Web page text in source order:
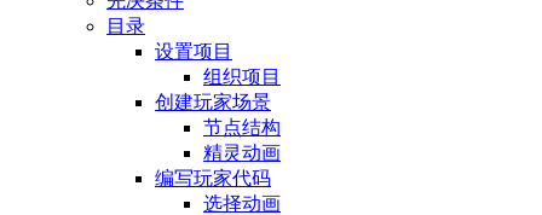
目录
设置项目
组织项目
创建玩家场景
节点结构
精灵动画
编写玩家代码
选择动画